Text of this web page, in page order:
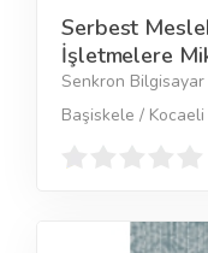
Serbest
İşletmelere
Senkron
Başiskele / Kocaeli